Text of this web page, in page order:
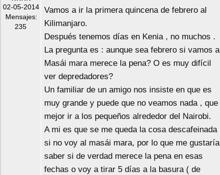
02-05-2014
Mensajes:
235
Vamos a ir la primera quincena de febrero al
Kilimanjaro.
Después tenemos días en Kenia , no muchos .
La pregunta es : aunque sea febrero si vamos a
Masái mara merece la pena? O es muy difícil
ver depredadores?
Un familiar de un amigo nos insiste en que es
muy grande y puede que no veamos nada , que
mejor ir a los pequeños alrededor del Nairobi.
A mi es que se me queda la cosa descafeinada
si no voy al masái mara, por lo que me gustaría
saber si de verdad merece la pena en esas
fechas o voy a tirar 5 días a la basura ( de